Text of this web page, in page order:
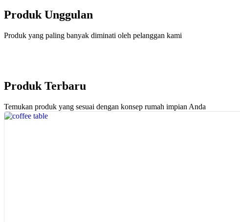
Produk Unggulan
Produk yang paling banyak diminati oleh pelanggan kami
Produk Terbaru
Temukan produk yang sesuai dengan konsep rumah impian Anda